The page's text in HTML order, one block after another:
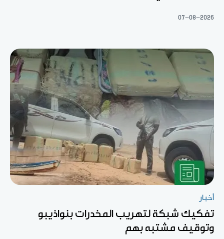
07-08-2026
أخبار
تفكيك شبكة لتهريب المخدرات بنواذيبو
وتوقيف مشتبه بهم